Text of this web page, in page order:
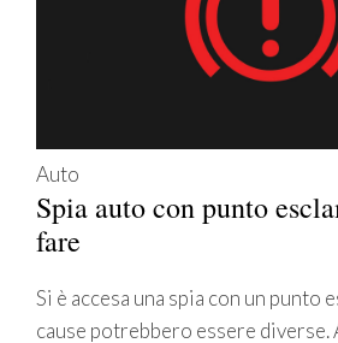
Auto
Spia auto con punto
fare
Si è accesa una spia con un punto
cause potrebbero essere diverse.